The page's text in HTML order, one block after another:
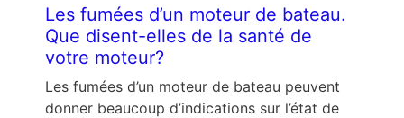
Les fumées d’un moteur de bateau.
Que disent-elles de la santé de
votre moteur?
Les fumées d’un moteur de bateau peuvent
donner beaucoup d’indications sur l’état de